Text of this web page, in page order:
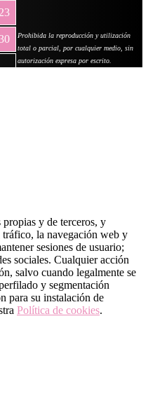
23
Prohibida la reproducción y utilización
total o parcial, por cualquier medio, sin
autorización expresa por escrito.
y de terceros, y
tráfico, la navegación web y
sesiones de usuario;
sociales. Cualquier acción
salvo cuando legalmente se
y segmentación
para su instalación de
Política de cookies.